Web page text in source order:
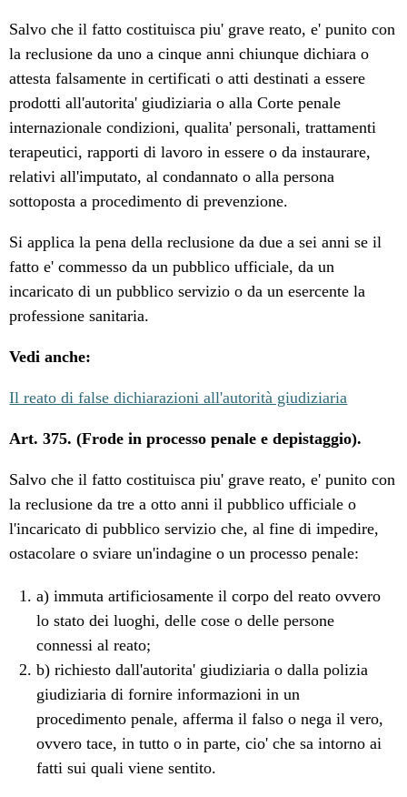
Salvo che il fatto costituisca piu' grave reato, e' punito con
la reclusione da uno a cinque anni chiunque dichiara o
attesta falsamente in certificati o atti destinati a essere
prodotti all'autorita' giudiziaria o alla Corte penale
internazionale condizioni, qualita' personali, trattamenti
terapeutici, rapporti di lavoro in essere o da instaurare,
relativi all'imputato, al condannato o alla persona
sottoposta a procedimento di prevenzione.
Si applica la pena della reclusione da due a sei anni se il
fatto e' commesso da un pubblico ufficiale, da un
incaricato di un pubblico servizio o da un esercente la
professione sanitaria.
Vedi anche:
Il reato di false dichiarazioni all'autorità giudiziaria
Art. 375. (Frode in processo penale e depistaggio).
Salvo che il fatto costituisca piu' grave reato, e' punito con
la reclusione da tre a otto anni il pubblico ufficiale o
l'incaricato di pubblico servizio che, al fine di impedire,
ostacolare o sviare un'indagine o un processo penale:
a) immuta artificiosamente il corpo del reato ovvero
lo stato dei luoghi, delle cose o delle persone
connessi al reato;
b) richiesto dall'autorita' giudiziaria o dalla polizia
giudiziaria di fornire informazioni in un
procedimento penale, afferma il falso o nega il vero,
ovvero tace, in tutto o in parte, cio' che sa intorno ai
fatti sui quali viene sentito.